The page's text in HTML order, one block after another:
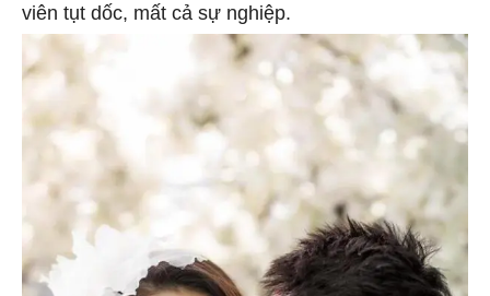
viên tụt dốc, mất cả sự nghiệp.